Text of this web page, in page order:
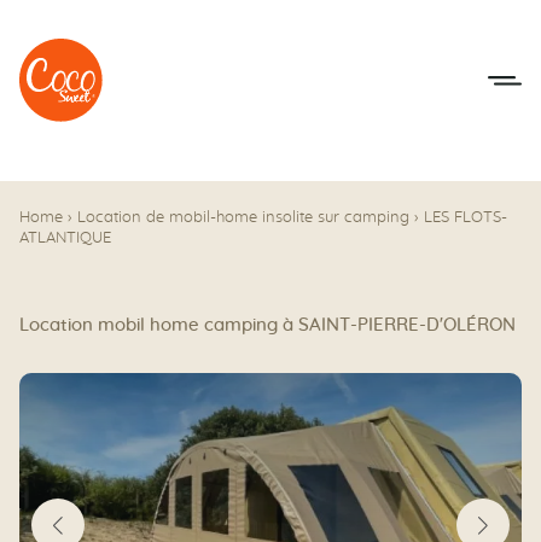
Aller au menu
Aller au contenu
Home › Location de mobil-home insolite sur camping › LES FLOTS-
ATLANTIQUE
Location mobil home camping à SAINT-PIERRE-D'OLÉRON